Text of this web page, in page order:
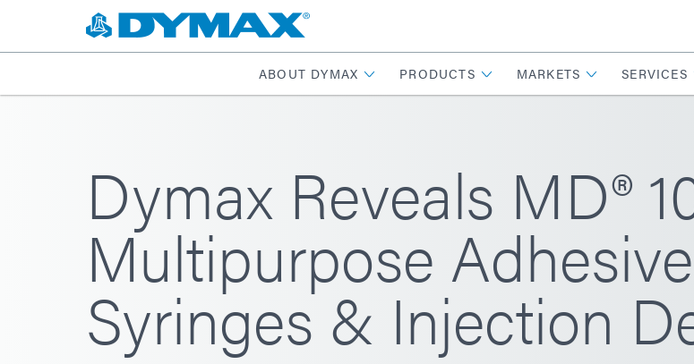
ABOUT DYMAX PRODUCTS MARKETS SERVICES
Dymax Reveals MD®
Multipurpose
Syringes & Injection